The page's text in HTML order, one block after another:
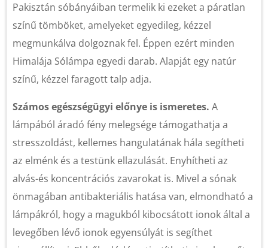
Pakisztán sóbányáiban termelik ki ezeket a páratlan
színű tömböket, amelyeket egyedileg, kézzel
megmunkálva dolgoznak fel. Éppen ezért minden
Himalája Sólámpa egyedi darab. Alapját egy natúr
színű, kézzel faragott talp adja.
Számos egészségügyi előnye is ismeretes. A
lámpából áradó fény melegsége támogathatja a
stresszoldást, kellemes hangulatának hála segítheti
az elménk és a testünk ellazulását. Enyhítheti az
alvás-és koncentrációs zavarokat is. Mivel a sónak
önmagában antibakteriális hatása van, elmondható a
lámpákról, hogy a magukból kibocsátott ionok által a
levegőben lévő ionok egyensúlyát is segíthet